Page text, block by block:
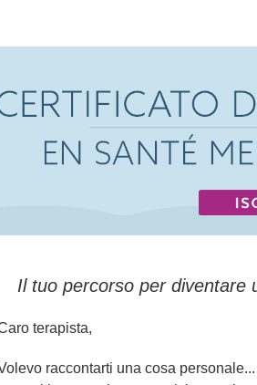
Il tuo percorso per diventare
terapista,
raccontarti una cosa